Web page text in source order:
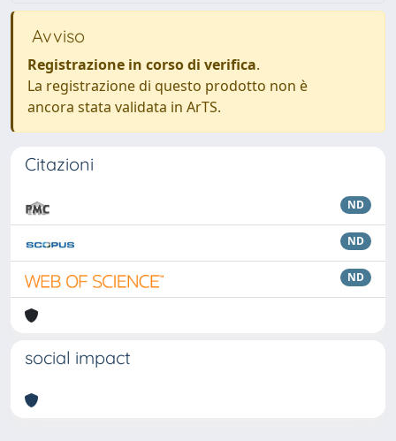
Avviso
Registrazione in corso di verifica.
La registrazione di questo prodotto non è
ancora stata validata in ArTS.
Citazioni
ND
ND
ND
social impact